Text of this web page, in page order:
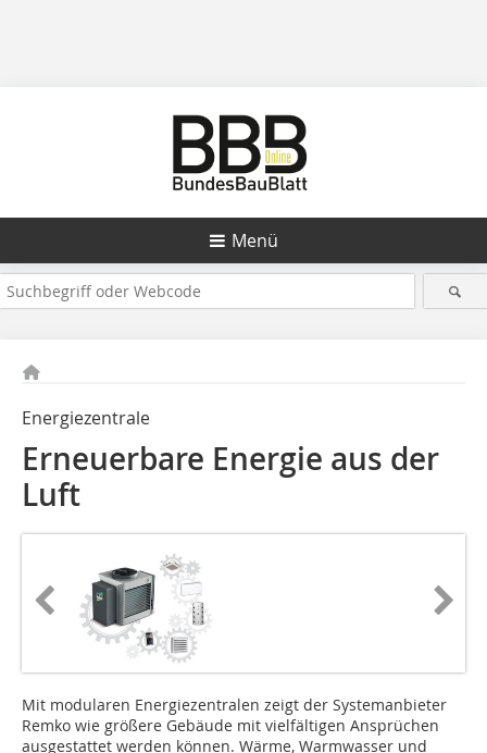
Menü
Energiezentrale
Erneuerbare Energie aus der
Luft
Mit modularen Energiezentralen zeigt der Systemanbieter
Remko wie größere Gebäude mit vielfältigen Ansprüchen
ausgestattet werden können. Wärme, Warmwasser und